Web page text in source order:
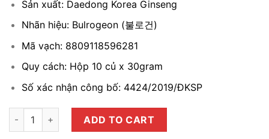
Sản xuất: Daedong Korea Ginseng
Nhãn hiệu: Bulrogeon (불로건)
Mã vạch: 8809118596281
Quy cách: Hộp 10 củ x 30gram
Số xác nhận công bố: 4424/2019/ĐKSP
Hồng sâm mật ong Hàn Quốc (Honeyed Korean Red
ADD TO CART